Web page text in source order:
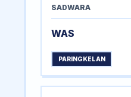
SADWARA
WAS
PARINGKELAN